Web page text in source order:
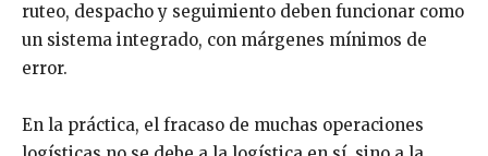
ruteo, despacho y seguimiento deben funcionar como
un sistema integrado, con márgenes mínimos de
error.
En la práctica, el fracaso de muchas operaciones